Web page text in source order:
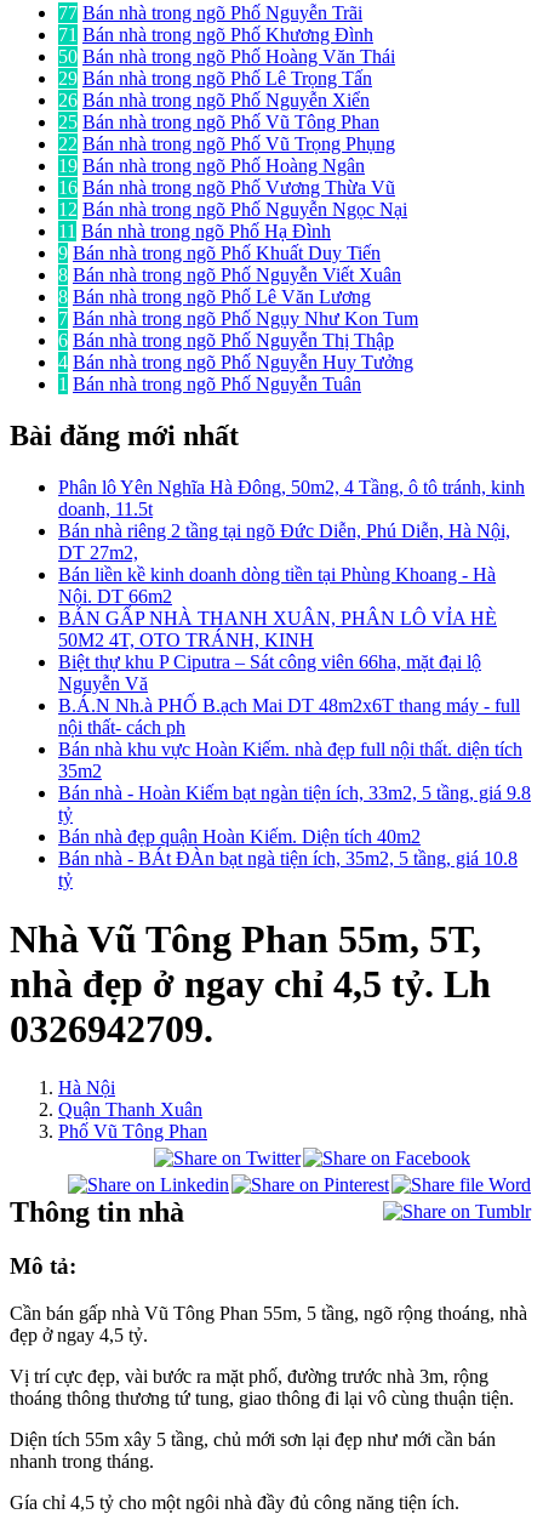
77 Bán nhà trong ngõ Phố Nguyễn Trãi
71 Bán nhà trong ngõ Phố Khương Đình
50 Bán nhà trong ngõ Phố Hoàng Văn Thái
29 Bán nhà trong ngõ Phố Lê Trọng Tấn
26 Bán nhà trong ngõ Phố Nguyễn Xiển
25 Bán nhà trong ngõ Phố Vũ Tông Phan
22 Bán nhà trong ngõ Phố Vũ Trọng Phụng
19 Bán nhà trong ngõ Phố Hoàng Ngân
16 Bán nhà trong ngõ Phố Vương Thừa Vũ
12 Bán nhà trong ngõ Phố Nguyễn Ngọc Nại
11 Bán nhà trong ngõ Phố Hạ Đình
9 Bán nhà trong ngõ Phố Khuất Duy Tiến
8 Bán nhà trong ngõ Phố Nguyễn Viết Xuân
8 Bán nhà trong ngõ Phố Lê Văn Lương
7 Bán nhà trong ngõ Phố Ngụy Như Kon Tum
6 Bán nhà trong ngõ Phố Nguyễn Thị Thập
4 Bán nhà trong ngõ Phố Nguyễn Huy Tưởng
1 Bán nhà trong ngõ Phố Nguyễn Tuân
Bài đăng mới nhất
Phân lô Yên Nghĩa Hà Đông, 50m2, 4 Tầng, ô tô tránh, kinh
doanh, 11.5t
Bán nhà riêng 2 tầng tại ngõ Đức Diễn, Phú Diễn, Hà Nội,
DT 27m2,
Bán liền kề kinh doanh dòng tiền tại Phùng Khoang - Hà
Nội. DT 66m2
BÁN GẤP NHÀ THANH XUÂN, PHÂN LÔ VỈA HÈ
50M2 4T, OTO TRÁNH, KINH
Biệt thự khu P Ciputra – Sát công viên 66ha, mặt đại lộ
Nguyễn Vă
B.Á.N Nh.à PHỐ B.ạch Mai DT 48m2x6T thang máy - full
nội thất- cách ph
Bán nhà khu vực Hoàn Kiếm. nhà đẹp full nội thất. diện tích
35m2
Bán nhà - Hoàn Kiếm bạt ngàn tiện ích, 33m2, 5 tầng, giá 9.8
tỷ
Bán nhà đẹp quận Hoàn Kiếm. Diện tích 40m2
Bán nhà - BÁt ĐÀn bạt ngà tiện ích, 35m2, 5 tầng, giá 10.8
tỷ
Nhà Vũ Tông Phan 55m, 5T,
nhà đẹp ở ngay chỉ 4,5 tỷ. Lh
0326942709.
Hà Nội
Quận Thanh Xuân
Phố Vũ Tông Phan
Thông tin nhà
Mô tả:
Cần bán gấp nhà Vũ Tông Phan 55m, 5 tầng, ngõ rộng thoáng, nhà
đẹp ở ngay 4,5 tỷ.
Vị trí cực đẹp, vài bước ra mặt phố, đường trước nhà 3m, rộng
thoáng thông thương tứ tung, giao thông đi lại vô cùng thuận tiện.
Diện tích 55m xây 5 tầng, chủ mới sơn lại đẹp như mới cần bán
nhanh trong tháng.
Gía chỉ 4,5 tỷ cho một ngôi nhà đầy đủ công năng tiện ích.